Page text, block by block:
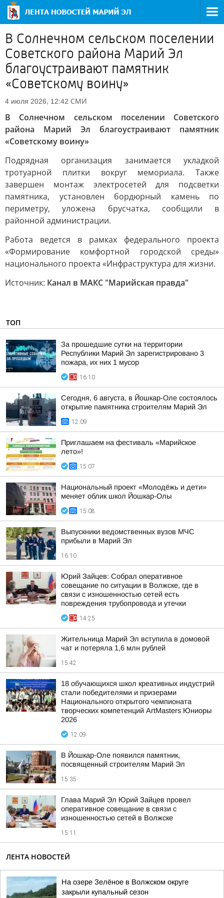
В Солнечном сельском поселении
Советского района Марий Эл
благоустраивают памятник
«Советскому воину»
4 июля 2026, 12:42 СМИ
В Солнечном сельском поселении Советского
района Марий Эл благоустраивают памятник
«Советскому воину»
Подрядная организация занимается укладкой
тротуарной плитки вокруг мемориала. Также
завершен монтаж электросетей для подсветки
памятника, установлен бордюрный камень по
периметру, уложена брусчатка, сообщили в
районной администрации.
Работа ведется в рамках федерального проекта
«Формирование комфортной городской среды»
национального проекта «Инфраструктура для жизни.
Источник: Канал в МАКС "Марийская правда"
ТОП
За прошедшие сутки на территории
Республики Марий Эл зарегистрировано 3
пожара, их них 1 мусор
16:10
Сегодня, 6 августа, в Йошкар-Оле состоялось
открытие памятника строителям Марий Эл
12:09
Приглашаем на фестиваль «Марийское
лето»!
15:07
Национальный проект «Молодёжь и дети»
меняет облик школ Йошкар-Олы
15:08
Выпускники ведомственных вузов МЧС
прибыли в Марий Эл
16:10
Юрий Зайцев: Собрал оперативное
совещание по ситуации в Волжске, где в
связи с изношенностью сетей есть
повреждения трубопровода и утечки
14:25
Жительница Марий Эл вступила в домовой
чат и потеряла 1,6 млн рублей
15:42
18 обучающихся школ креативных индустрий
стали победителями и призерами
Национального открытого чемпионата
творческих компетенций ArtMasters Юниоры
2026
12:09
В Йошкар-Оле появился памятник,
посвященный строителям Марий Эл
15:35
Глава Марий Эл Юрий Зайцев провел
оперативное совещание в связи с
изношенностью сетей в Волжске
15:11
ЛЕНТА НОВОСТЕЙ
На озере Зелёное в Волжском округе
закрыли купальный сезон